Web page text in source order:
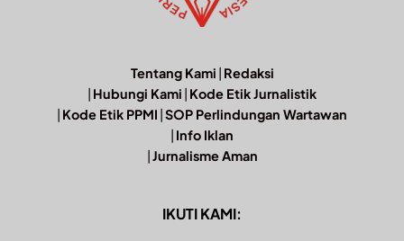
Tentang Kami | Redaksi
| Hubungi Kami | Kode Etik Jurnalistik
| Kode Etik PPMI |SOP Perlindungan Wartawan
| Info Iklan
|Jurnalisme Aman
IKUTI KAMI: